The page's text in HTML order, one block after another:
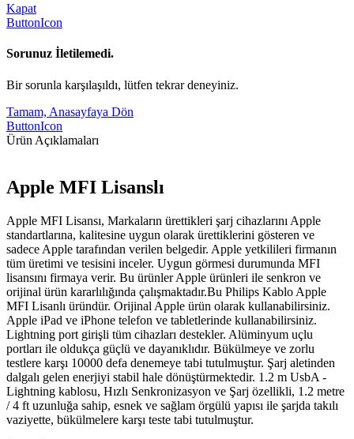
Kapat
ButtonIcon
Sorunuz İletilemedi.
Bir sorunla karşılaşıldı, lütfen tekrar deneyiniz.
Tamam, Anasayfaya Dön
ButtonIcon
Ürün Açıklamaları
Apple MFI Lisanslı
Apple MFI Lisansı, Markaların ürettikleri şarj cihazlarını Apple
standartlarına, kalitesine uygun olarak ürettiklerini gösteren ve
sadece Apple tarafından verilen belgedir. Apple yetkilileri firmanın
tüm üretimi ve tesisini inceler. Uygun görmesi durumunda MFI
lisansını firmaya verir. Bu ürünler Apple ürünleri ile senkron ve
orijinal ürün kararlılığında çalışmaktadır.Bu Philips Kablo Apple
MFI Lisanlı üründür. Orijinal Apple ürün olarak kullanabilirsiniz.
Apple iPad ve iPhone telefon ve tabletlerinde kullanabilirsiniz.
Lightning port girişli tüm cihazları destekler. Alüminyum uçlu
portları ile oldukça güçlü ve dayanıklıdır. Bükülmeye ve zorlu
testlere karşı 10000 defa denemeye tabi tutulmuştur. Şarj aletinden
dalgalı gelen enerjiyi stabil hale dönüştürmektedir. 1.2 m UsbA -
Lightning kablosu, Hızlı Senkronizasyon ve Şarj özellikli, 1.2 metre
/ 4 ft uzunluğa sahip, esnek ve sağlam örgülü yapısı ile şarjda takılı
vaziyette, bükülmelere karşı teste tabi tutulmuştur.